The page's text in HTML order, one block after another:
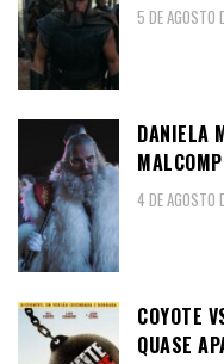
5 DE AGOSTO
DANIELA
4 DE AGOSTO
COYOTE
QUASE